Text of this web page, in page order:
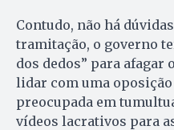
Contudo, não há
tramitação, o governo
dos dedos” para afagar
lidar com uma oposição
preocupada em
vídeos lacrativos para